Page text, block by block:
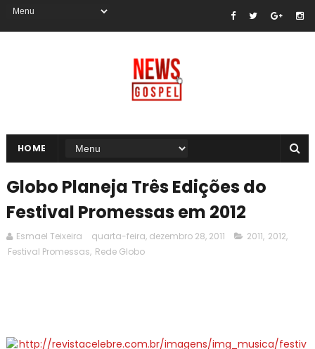
HOME
Globo Planeja Três Edições do
Festival Promessas em 2012
Esmael Teixeira quarta-feira, dezembro 28, 2011 2011, 2012,
Festival Promessas, Rede Globo